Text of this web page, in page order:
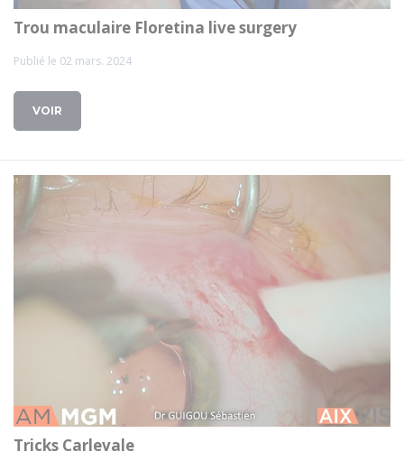
Trou maculaire Floretina live surgery
Publié le 02 mars. 2024
VOIR
Tricks Carlevale